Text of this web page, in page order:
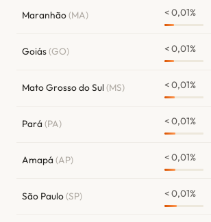
Maranhão(MA) < 0,01%
Goiás(GO) < 0,01%
Mato Grosso do Sul(MS) < 0,01%
Pará (PA) < 0,01%
Amapá (AP) < 0,01%
São Paulo(SP) < 0,01%